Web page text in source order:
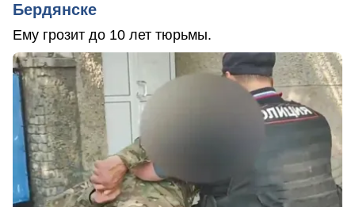
Бердянске
Ему грозит до 10 лет тюрьмы.